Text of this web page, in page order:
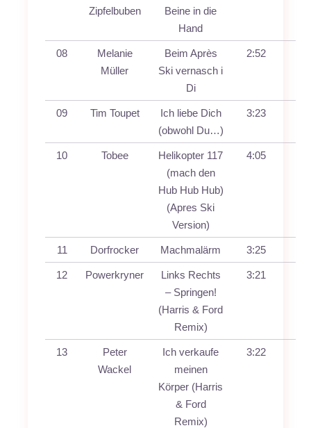
Zipfelbuben
Beine in die
Hand
08
Melanie
Müller
Beim Après
Ski vernasch i
Di
2:52
09 Tim Toupet
Ich liebe Dich
(obwohl Du…)
3:23
10 Tobee
Helikopter 117
(mach den
Hub Hub Hub)
(Apres Ski
Version)
4:05
11 Dorfrocker Machmalärm 3:25
12 Powerkryner
Links Rechts
– Springen!
(Harris & Ford
Remix)
3:21
13
Peter
Wackel
Ich verkaufe
meinen
Körper (Harris
& Ford
Remix)
3:22